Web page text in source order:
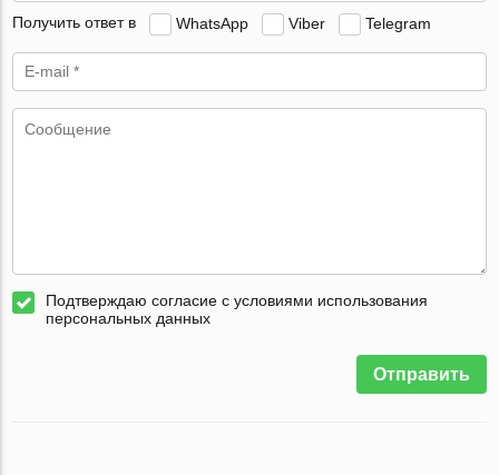
Получить ответ в WhatsApp Viber Telegram
Подтверждаю согласие с условиями использования
персональных данных
Отправить